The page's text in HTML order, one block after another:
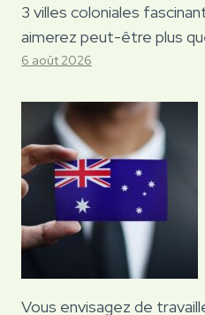
3 villes coloniales
aimerez peut-être plus
6 août 2026
Vous envisagez de